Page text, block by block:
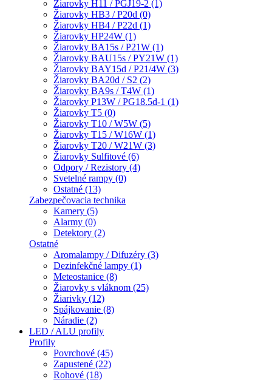
Žiarovky H11 / PGJ19-2 (1)
Žiarovky HB3 / P20d (0)
Žiarovky HB4 / P22d (1)
Žiarovky HP24W (1)
Žiarovky BA15s / P21W (1)
Žiarovky BAU15s / PY21W (1)
Žiarovky BAY15d / P21/4W (3)
Žiarovky BA20d / S2 (2)
Žiarovky BA9s / T4W (1)
Žiarovky P13W / PG18.5d-1 (1)
Žiarovky T5 (0)
Žiarovky T10 / W5W (5)
Žiarovky T15 / W16W (1)
Žiarovky T20 / W21W (3)
Žiarovky Sulfitové (6)
Odpory / Rezistory (4)
Svetelné rampy (0)
Ostatné (13)
Zabezpečovacia technika
Kamery (5)
Alarmy (0)
Detektory (2)
Ostatné
Aromalampy / Difuzéry (3)
Dezinfekčné lampy (1)
Meteostanice (8)
Žiarovky s vláknom (25)
Žiarivky (12)
Spájkovanie (8)
Náradie (2)
LED / ALU profily
Profily
Povrchové (45)
Zapustené (22)
Rohové (18)